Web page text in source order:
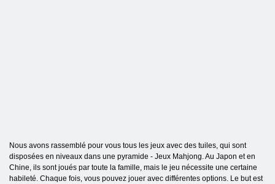
Nous avons rassemblé pour vous tous les jeux avec des tuiles, qui sont
disposées en niveaux dans une pyramide - Jeux Mahjong. Au Japon et en
Chine, ils sont joués par toute la famille, mais le jeu nécessite une certaine
habileté. Chaque fois, vous pouvez jouer avec différentes options. Le but est